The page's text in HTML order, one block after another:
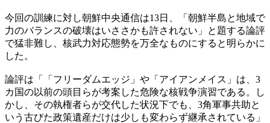
今回の訓練に対し朝鮮中央通信は13日、「朝鮮半島と地域で
力のバランスの破壊はいささかも許されない」と題する論評
で猛非難し、核武力対応態勢を万全なものにすると明らかに
した。
論評は「「フリーダムエッジ」や「アイアンメイス」は、3
カ国の以前の頭目らが考案した危険な核戦争演習である。し
かし、その執権者らが交代した状況下でも、3角軍事共助と
いう古びた政策遺産だけは少しも変わらず継承されている」